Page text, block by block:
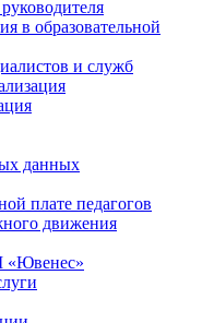
в образовательной
и служб
данных
плате педагогов
движения